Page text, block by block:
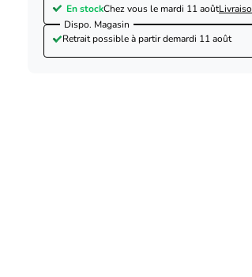
En stockChez vous le mardi 11 août
Dispo. Magasin
Retrait possible à partir demardi 11 août